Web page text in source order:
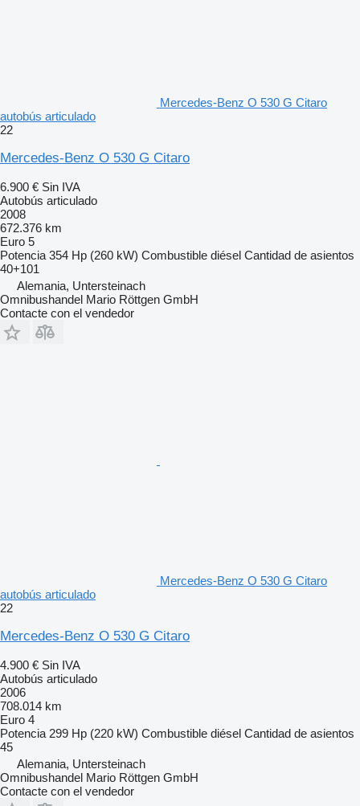
Mercedes-Benz O 530 G Citaro
autobús articulado
22
Mercedes-Benz O 530 G Citaro
6.900 € Sin IVA
Autobús articulado
2008
672.376 km
Euro 5
Potencia 354 Hp (260 kW) Combustible diésel Cantidad de asientos
40+101
Alemania, Untersteinach
Omnibushandel Mario Röttgen GmbH
Contacte con el vendedor
Mercedes-Benz O 530 G Citaro
autobús articulado
22
Mercedes-Benz O 530 G Citaro
4.900 € Sin IVA
Autobús articulado
2006
708.014 km
Euro 4
Potencia 299 Hp (220 kW) Combustible diésel Cantidad de asientos
45
Alemania, Untersteinach
Omnibushandel Mario Röttgen GmbH
Contacte con el vendedor